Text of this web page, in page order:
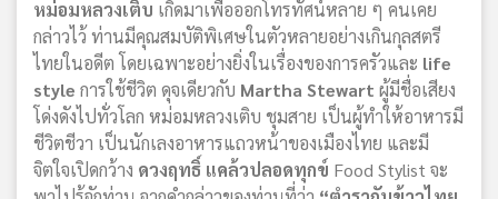
หม่อมหลวงเติบ เกิดมาเพื่อออกโทรทัศน์หลาย ๆ คนเคย
กล่าวไว้ ท่านมีคุณสมบัติพิเศษในตัวหลายอย่างเกินกุลสตรี
ไทยในอดีต โดยเฉพาะอย่างยิ่งในเรื่องของการครัวและ life
style การใช้ชีวิต ดุจเดียวกับ Martha Stewart ผู้มีชื่อเสียง
โด่งดังไปทั่วโลก หม่อมหลวงเติบ ชุมสาย เป็นผู้ทำให้อาหารมี
ชีวิตชีวา เป็นนักเลงอาหารแถวหน้าของเมืองไทย และมี
จิตใจเปิดกว้าง ดวงฤทธิ์ แคล้วปลอดทุกข์ Food Stylist จะ